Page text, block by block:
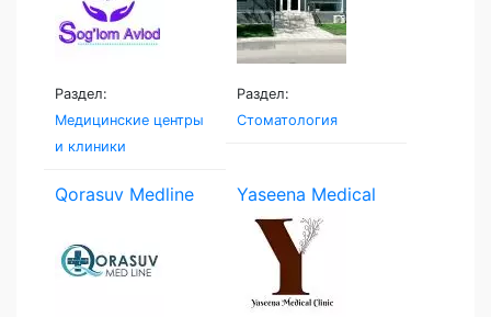
Раздел:
Медицинские центры
и клиники
Раздел:
Стоматология
Qorasuv Medline
Yaseena Medical
Clinic